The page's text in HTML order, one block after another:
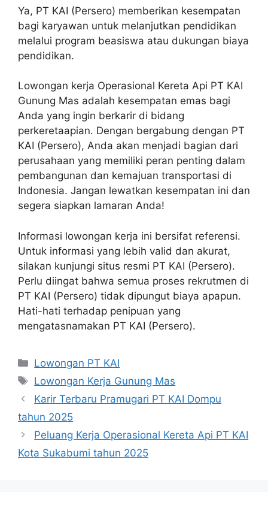
Ya, PT KAI (Persero) memberikan kesempatan
bagi karyawan untuk melanjutkan pendidikan
melalui program beasiswa atau dukungan biaya
pendidikan.
Lowongan kerja Operasional Kereta Api PT KAI
Gunung Mas adalah kesempatan emas bagi
Anda yang ingin berkarir di bidang
perkeretaapian. Dengan bergabung dengan PT
KAI (Persero), Anda akan menjadi bagian dari
perusahaan yang memiliki peran penting dalam
pembangunan dan kemajuan transportasi di
Indonesia. Jangan lewatkan kesempatan ini dan
segera siapkan lamaran Anda!
Informasi lowongan kerja ini bersifat referensi.
Untuk informasi yang lebih valid dan akurat,
silakan kunjungi situs resmi PT KAI (Persero).
Perlu diingat bahwa semua proses rekrutmen di
PT KAI (Persero) tidak dipungut biaya apapun.
Hati-hati terhadap penipuan yang
mengatasnamakan PT KAI (Persero).
Categories
Lowongan PT KAI
Tags
Lowongan Kerja Gunung Mas
Karir Terbaru Pramugari PT KAI Dompu
tahun 2025
Peluang Kerja Operasional Kereta Api PT KAI
Kota Sukabumi tahun 2025